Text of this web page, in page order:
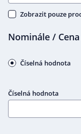
Zobrazit pouze
Nominále / Cena
Číselná hodnota
Číselná hodnota